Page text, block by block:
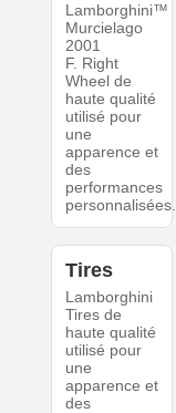
Lamborghini™
Murcielago
2001
F. Right
Wheel de
haute qualité
utilisé pour
une
apparence et
des
performances
personnalisées.
Tires
Lamborghini
Tires de
haute qualité
utilisé pour
une
apparence et
des